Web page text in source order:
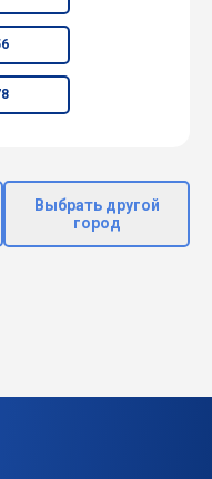
Выбрать другой
город